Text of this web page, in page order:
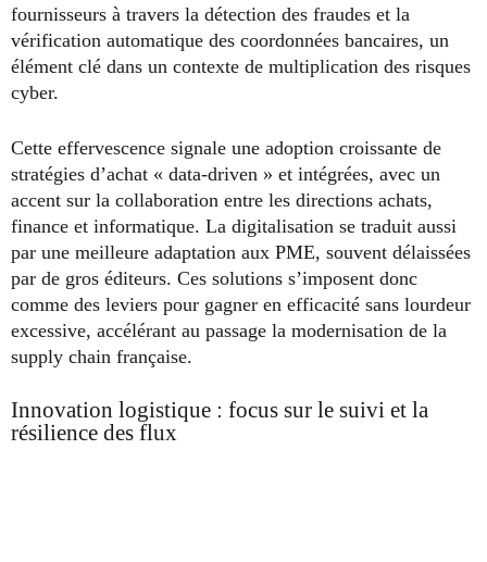
fournisseurs à travers la détection des fraudes et la
vérification automatique des coordonnées bancaires, un
élément clé dans un contexte de multiplication des risques
cyber.
Cette effervescence signale une adoption croissante de
stratégies d’achat « data-driven » et intégrées, avec un
accent sur la collaboration entre les directions achats,
finance et informatique. La digitalisation se traduit aussi
par une meilleure adaptation aux PME, souvent délaissées
par de gros éditeurs. Ces solutions s’imposent donc
comme des leviers pour gagner en efficacité sans lourdeur
excessive, accélérant au passage la modernisation de la
supply chain française.
Innovation logistique : focus sur le suivi et la
résilience des flux